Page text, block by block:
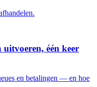
één keer
en betalingen — en hoe